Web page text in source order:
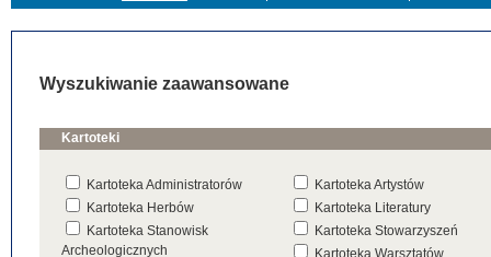
Wyszukiwanie zaawansowane
Kartoteki
Kartoteka Administratorów
Kartoteka Artystów
Kartoteka Herbów
Kartoteka Literatury
Kartoteka Stanowisk
Archeologicznych
Kartoteka Stowarzyszeń
Kartoteka Warsztatów